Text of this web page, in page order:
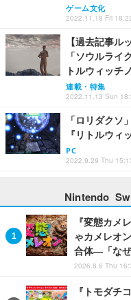
ゲーム文化
2022.11.18 Fri
【過去記事
「ソウルライ
トルウィッチ
連載・特集
2022.11.13 Sun
「ロリダクソ
『リトルウィ
PC
2022.9.29 Thu
Nintendo
『変態カメ
ゃカメレオ
合体―「な
2026.8.6 Thu
『トモダチ